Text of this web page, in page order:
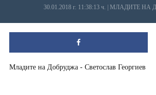
30.01.2018 г. 11:38:13 ч. МЛАДИТЕ НА
Младите на Добруджа - Светослав Георгиев